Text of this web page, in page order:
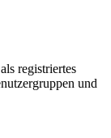
registriertes
und